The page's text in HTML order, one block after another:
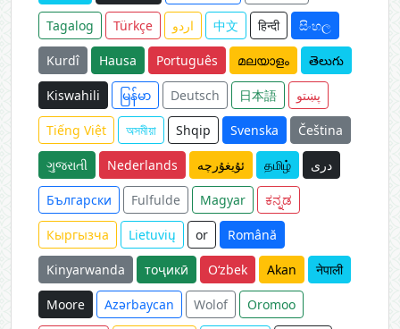
Tagalog Türkçe اردو 中文 हिन्दी සිංහල
Kurdî Hausa Português മലയാളം తెలుగు
Kiswahili မြန်မာ Deutsch 日本語 پښتو
Tiếng Việt অসমীয়া Shqip Svenska Čeština
ગુજરાતી Nederlands ئۇيغۇرچە தமிழ் دری
Български Fulfulde Magyar ಕನ್ನಡ
Кыргызча Lietuvių or Română
Kinyarwanda тоҷикӣ O‘zbek Akan नेपाली
Moore Azərbaycan Wolof Oromoo